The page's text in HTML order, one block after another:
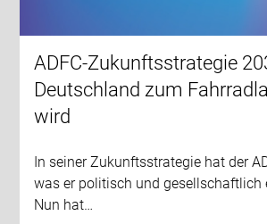
ADFC-Zukunftsstrategie
Deutschland zum
wird
In seiner Zukunftsstrategie hat der
was er politisch und gesellschaftlich
Nun hat…